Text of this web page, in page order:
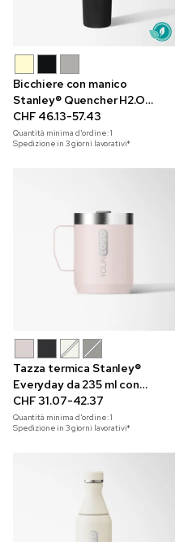
Bicchiere con manico
Stanley® Quencher H2.O
FlowState™ da 1,2 l con
incisione a laser
CHF 46.13-57.43
Quantità minima d'ordine:1
Spedizione in 3 giorni lavorativi*
Tazza termica Stanley®
Everyday da 235 ml con
incisione a laser
CHF 31.07-42.37
Quantità minima d'ordine:1
Spedizione in 3 giorni lavorativi*